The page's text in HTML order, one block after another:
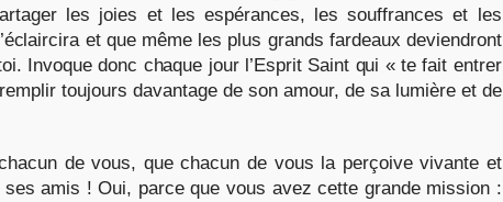
les joies et les espérances, les souffrances et les
et que même les plus grands fardeaux deviendront
Invoque donc chaque jour l’Esprit Saint qui « te fait entrer
toujours davantage de son amour, de sa lumière et de
de vous, que chacun de vous la perçoive vivante et
amis ! Oui, parce que vous avez cette grande mission :